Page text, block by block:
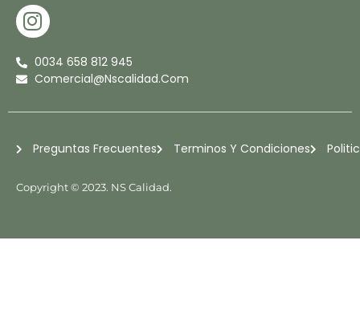
I
N
S
T
G
R
A
M
0034 658 812 945
Comercial@nscalidad.com
Copyright © 2023. NS Calidad.
Preguntas Frecuentes Terminos Y Condiciones